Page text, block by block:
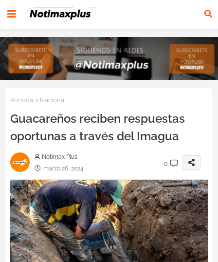
Portada Nacional
Guacareños reciben respuestas
oportunas a través del Imagua
Notimax Plus
marzo 26, 2024
0